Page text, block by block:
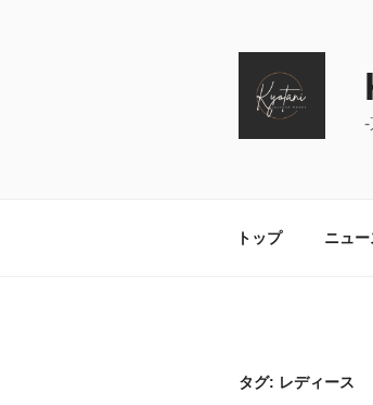
-
トップ ニュー
タグ: レディース